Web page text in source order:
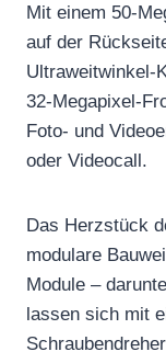
Mit einem 50-
auf der
Ultraweitwinkel-
32-Megapixel-
Foto- und
oder Videocall.
Das Herzstück
modulare
Module –
lassen sich mit